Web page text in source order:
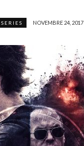
NOVEMBRE 24, 2017